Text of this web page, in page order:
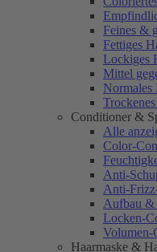
Feines &
Fettiges
Lockiges
Mittel
Normales
Conditioner &
Alle
Color-
Anti-
Anti-
Aufbau &
Locken-
Volumen-
Haarmaske &